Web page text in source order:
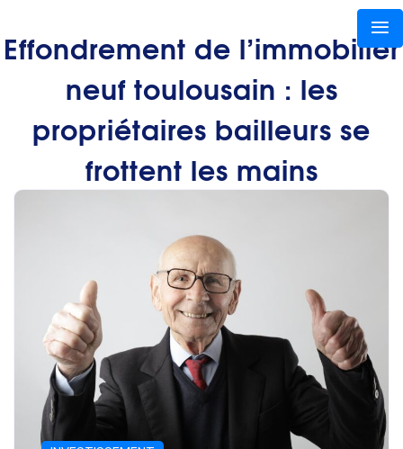
Effondrement de l’immobilier
neuf toulousain : les
propriétaires bailleurs se
frottent les mains